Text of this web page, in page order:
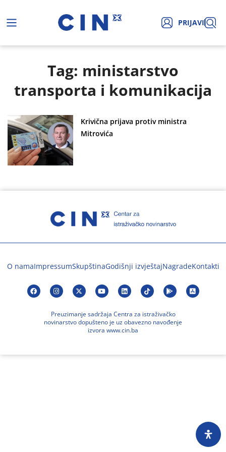
PRIJAVI
Tag: ministarstvo
transporta i komunikacija
Krivična prijava protiv ministra
Mitrovića
O namaImpressumSkupštinaGodišnji izvještajNagradeKontakti
Preuzimanje sadržaja Centra za istraživačko
novinarstvo dopušteno je uz obavezno navođenje
izvora www.cin.ba